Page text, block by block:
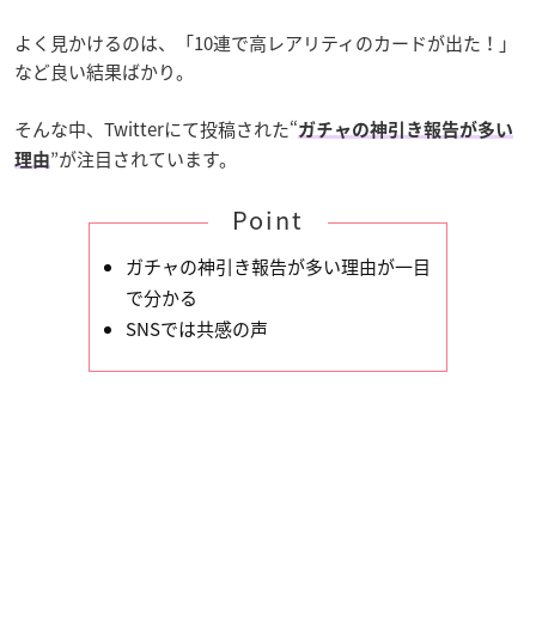
よく見かけるのは、「10連で高レアリティのカードが出た！」
など良い結果ばかり。
そんな中、Twitterにて投稿された“ガチャの神引き報告が多い
理由”が注目されています。
Point
ガチャの神引き報告が多い理由が一目
で分かる
SNSでは共感の声